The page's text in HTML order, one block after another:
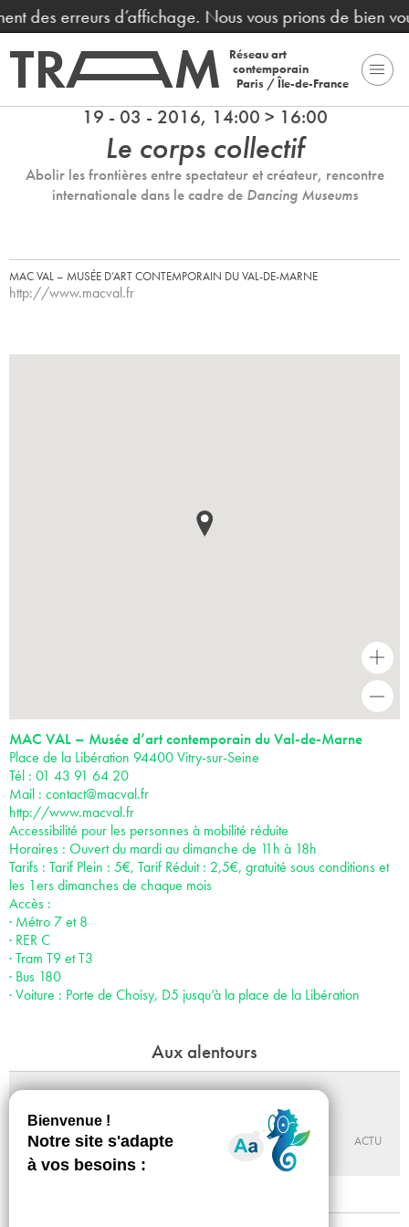
des erreurs d’affichage. Nous vous prions de bien
Réseau art
contemporain
Paris / Île-de-France
19 - 03 - 2016, 14:00 > 16:00
Le corps collectif
Abolir les frontières entre spectateur et créateur, rencontre
internationale dans le cadre de Dancing Museums
MAC VAL – MUSÉE D’ART CONTEMPORAIN DU VAL-DE-MARNE
http://www.macval.fr
-
MAC VAL – Musée d’art contemporain du Val-de-Marne
Place de la Libération 94400 Vitry-sur-Seine
Tél : 01 43 91 64 20
Mail : contact@macval.fr
http://www.macval.fr
Accessibilité pour les personnes à mobilité réduite
Horaires : Ouvert du mardi au dimanche de 11h à 18h
Tarifs : Tarif Plein : 5€, Tarif Réduit : 2,5€, gratuité sous conditions et
les 1ers dimanches de chaque mois
Accès :
· Métro 7 et 8
· RER C
· Tram T9 et T3
· Bus 180
· Voiture : Porte de Choisy, D5 jusqu’à la place de la Libération
Aux alentours
Du 10 - 10 au 13 - 12 - 2026
MABA
ACTU